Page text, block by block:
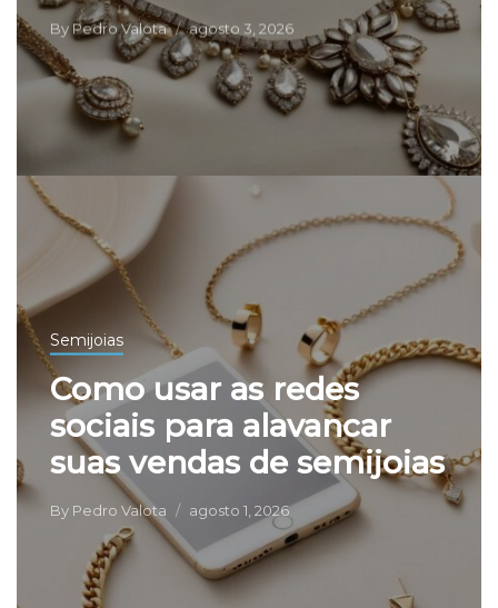
By Pedro Valota agosto 3, 2026
Semijoias
Como usar as redes
sociais para alavancar
suas vendas de semijoias
By Pedro Valota agosto 1, 2026